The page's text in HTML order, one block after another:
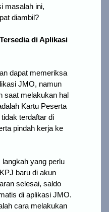
masalah ini,
diambil?
di Aplikasi
dapat memeriksa
JMO, namun
saat melakukan hal
Kartu Peserta
terdaftar di
pindah kerja ke
yang perlu
baru di akun
selesai, saldo
di aplikasi JMO.
cara melakukan